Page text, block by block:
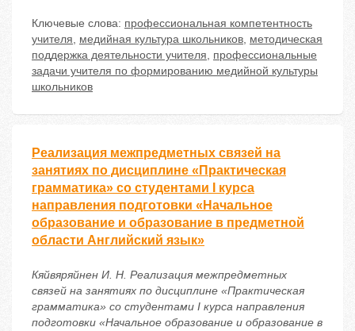
Ключевые слова: профессиональная компетентность
учителя, медийная культура школьников, методическая
поддержка деятельности учителя, профессиональные
задачи учителя по формированию медийной культуры
школьников
Реализация межпредметных связей на
занятиях по дисциплине «Практическая
грамматика» со студентами I курса
направления подготовки «Начальное
образование и образование в предметной
области Английский язык»
Кяйвяряйнен И. Н. Реализация межпредметных
связей на занятиях по дисциплине «Практическая
грамматика» со студентами I курса направления
подготовки «Начальное образование и образование в